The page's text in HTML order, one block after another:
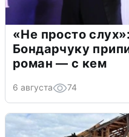
«Не просто
Бондарчуку
роман — с кем
6 августа 74